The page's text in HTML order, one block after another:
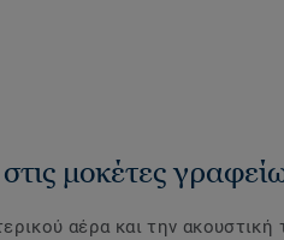
μοκέτες
αέρα και την ακουστική